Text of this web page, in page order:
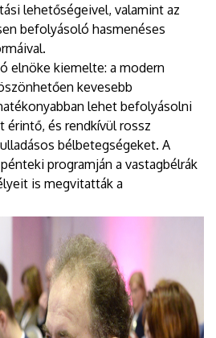
lehetőségeivel, valamint az
befolyásoló hasmenéses
elnöke kiemelte: a modern
kevesebb
lehet befolyásolni
érintő, és rendkívül rossz
bélbetegségeket. A
programján a vastagbélrák
is megvitatták a